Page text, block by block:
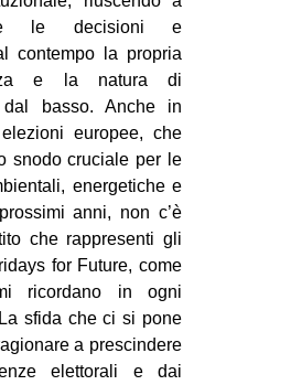
le decisioni e
contempo la propria
e la natura di
dal basso. Anche in
europee, che
snodo cruciale per le
energetiche e
anni, non c’è
che rappresenti gli
for Future, come
ricordano in ogni
sfida che ci si pone
a prescindere
elettorali e dai